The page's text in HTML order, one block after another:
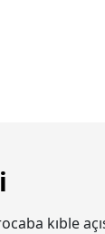
kıble